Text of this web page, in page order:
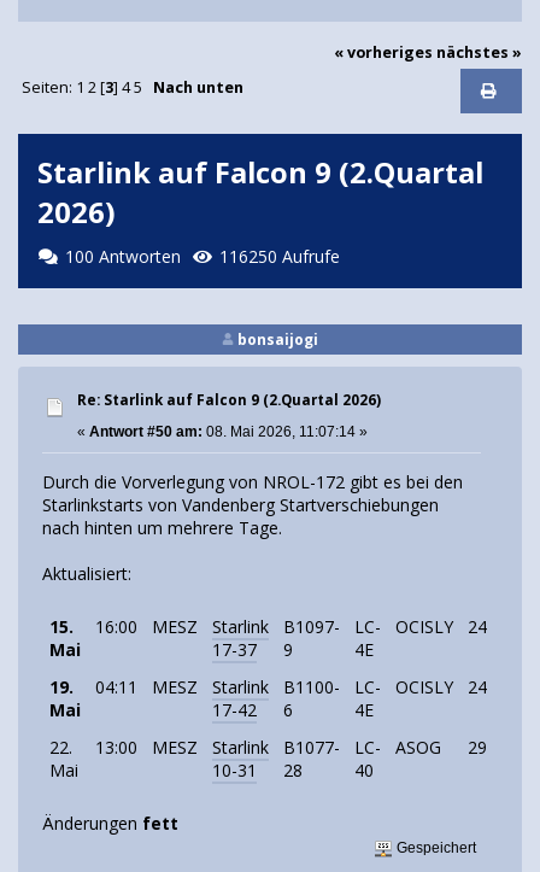
« vorheriges nächstes »
Seiten: 1 2[3] 4 5 Nach unten
Starlink auf Falcon 9 (2.Quartal
2026)
100 Antworten 116250 Aufrufe
bonsaijogi
Re: Starlink auf Falcon 9 (2.Quartal 2026)
« Antwort #50 am: 08. Mai 2026, 11:07:14 »
Durch die Vorverlegung von NROL-172 gibt es bei den
Starlinkstarts von Vandenberg Startverschiebungen
nach hinten um mehrere Tage.
Aktualisiert:
15.
Mai
16:00 MESZ
Starlink
17-37
B1097-
9
LC-
4E
OCISLY 24
19.
Mai
04:11 MESZ
Starlink
17-42
B1100-
6
LC-
4E
OCISLY 24
22.
Mai
13:00 MESZ
Starlink
10-31
B1077-
28
LC-
40
ASOG 29
Änderungen fett
Gespeichert